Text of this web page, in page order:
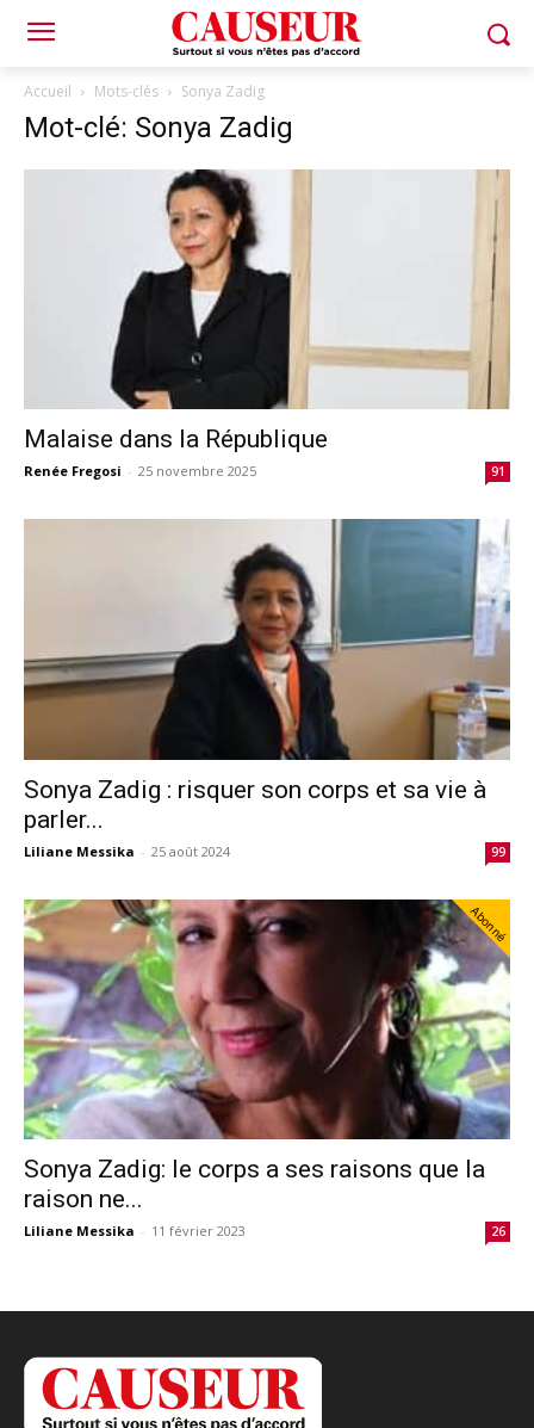
Accueil Mots-clés Sonya Zadig
Mot-clé: Sonya Zadig
Malaise dans la République
Renée Fregosi - 25 novembre 2025 91
Sonya Zadig : risquer son corps et sa vie à
parler...
Liliane Messika - 25 août 2024 99
Abonné
Sonya Zadig: le corps a ses raisons que la
raison ne...
Liliane Messika - 11 février 2023 26